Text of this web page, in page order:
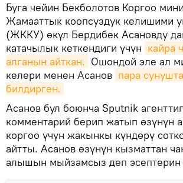
Буга чейин Бекболотов Коргоо
Жамааттык коопсуздук келишими
(ЖККУ) өкүл Бердибек Асановду
катачылык кеткендиги үчүн кайра
алганын айткан. Ошондой эле ал
келери менен Асанов пара
билдирген.
Асанов бул боюнча Sputnik
комментарий берип жатып өзүнүн
коргоо үчүн жакынкы күндөрү
айтты. Асанов өзүнүн кызматтан
алышын мыйзамсыз деп эсептерин